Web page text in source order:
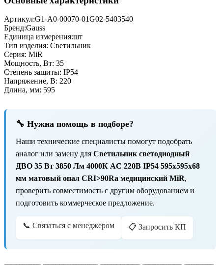
Артикул:G1-A0-00070-01G02-5403540
Бренд:Gauss
Единица измерения:шт
Тип изделия: Светильник
Серия: MiR
Мощность, Вт: 35
Степень защиты: IP54
Напряжение, В: 220
Длина, мм: 595
🔧 Нужна помощь в подборе?
Наши технические специалисты помогут подобрать
аналог или замену для Светильник светодиодный
ДВО 35 Вт 3850 Лм 4000К AC 220В IP54 595х595х68
мм матовый опал CRI>90Ra медицинский MiR,
проверить совместимость с другим оборудованием и
подготовить коммерческое предложение.
📞 Связаться с менеджером 📋 Запросить КП